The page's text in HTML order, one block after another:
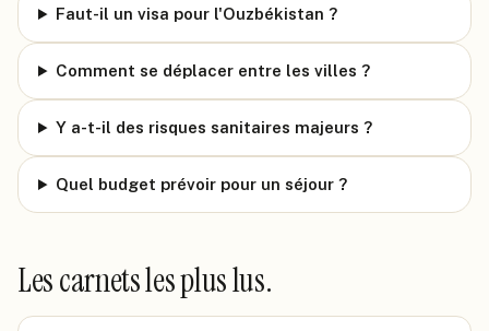
Faut-il un visa pour l'Ouzbékistan ?
Comment se déplacer entre les villes ?
Y a-t-il des risques sanitaires majeurs ?
Quel budget prévoir pour un séjour ?
Les carnets les plus lus.